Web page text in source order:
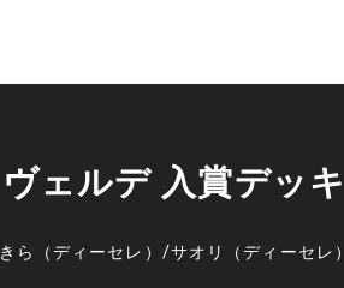
ェルデ 入賞デッキ
ら（ディーセレ） /サオリ（ディーセレ）